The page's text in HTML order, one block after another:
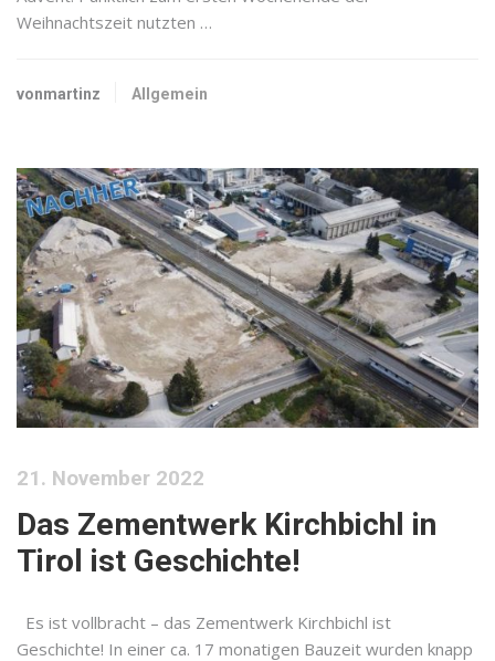
Weihnachtszeit nutzten …
vonmartinz Allgemein
21. November 2022
Das Zementwerk Kirchbichl in
Tirol ist Geschichte!
Es ist vollbracht – das Zementwerk Kirchbichl ist
Geschichte! In einer ca. 17 monatigen Bauzeit wurden knapp